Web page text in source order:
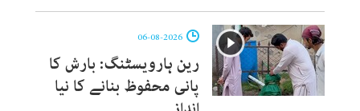
رین ہارویسٹنگ: بارش کا
پانی محفوظ بنانے کا نیا